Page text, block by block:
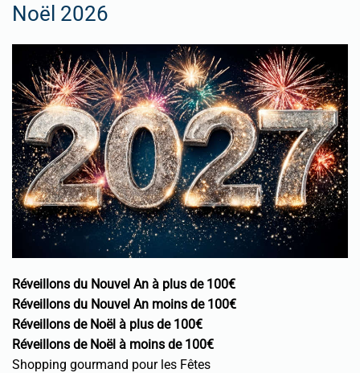
Noël 2026
Réveillons du Nouvel An à plus de 100€
Réveillons du Nouvel An moins de 100€
Réveillons de Noël à plus de 100€
Réveillons de Noël à moins de 100€
Shopping gourmand pour les Fêtes